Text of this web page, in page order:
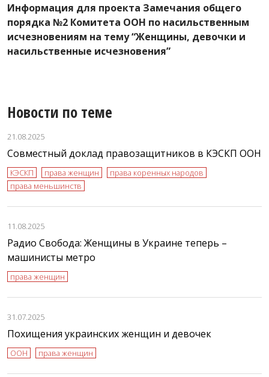
Информация для проекта Замечания общего
порядка №2 Комитета ООН по насильственным
исчезновениям на тему “Женщины, девочки и
насильственные исчезновения”
Новости по теме
21.08.2025
Совместный доклад правозащитников в КЭСКП ООН
КЭСКП права женщин
права коренных народов
права меньшинств
11.08.2025
Радио Свобода: Женщины в Украине теперь –
машинисты метро
права женщин
31.07.2025
Похищения украинских женщин и девочек
ООН права женщин